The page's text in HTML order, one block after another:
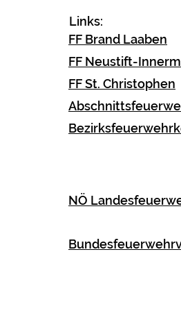
Links:
FF Brand Laaben
FF Neustift-
FF St. Christophen
NÖ